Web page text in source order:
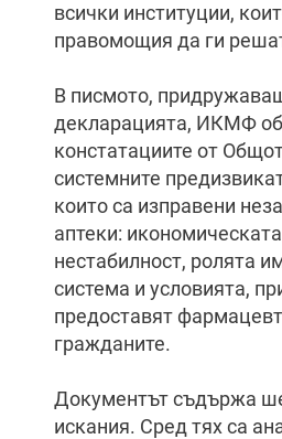
всички институции,
правомощия да ги
В писмото,
декларацията, ИКМФ
констатациите от
системните
които са изправени
аптеки:
нестабилност, ролята
система и условията,
предоставят
гражданите.
Документът съдържа
искания. Сред тях са